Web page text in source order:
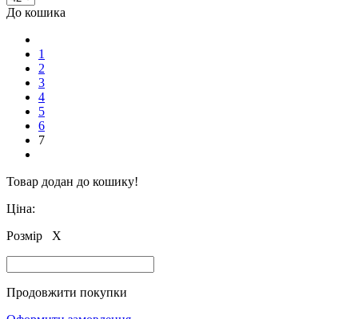
До кошика
1
2
3
4
5
6
7
Товар додан до кошику!
Ціна:
Розмір
X
Продовжити покупки